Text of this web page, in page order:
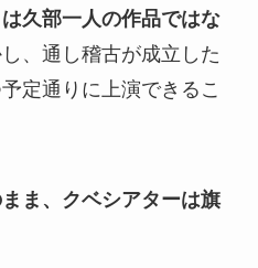
久部一人の作品ではな
し、通し稽古が成立した
定通りに上演できるこ
ま、クベシアターは旗